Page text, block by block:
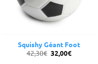
Squishy Géant Foot
42,30€ Le
prix
32,00€Le